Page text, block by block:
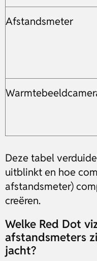
Afstandsmeter
Deze tabel
uitblinkt en hoe
afstandsmeter)
creëren.
Welke Red Dot
afstandsmeters
jacht?